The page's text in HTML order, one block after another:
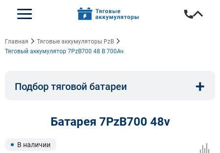
Главная
Тяговые аккумуляторы PzB
Тяговый аккумулятор 7PzB700 48 В 700Ач
Подбор тяговой батареи
Тип:
+
Батарея 7PzB700 48v
В наличии